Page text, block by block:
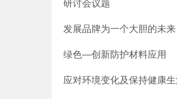
研讨会议题
发展品牌为一个大胆的未来
绿色—创新防护材料应用
应对环境变化及保持健康